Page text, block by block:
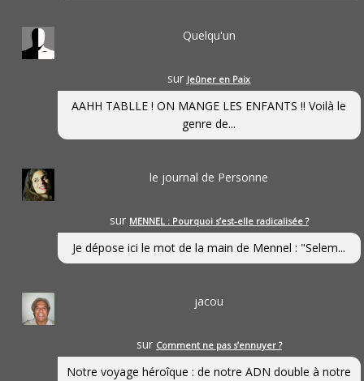
Quelqu'un
sur Jeûner en Paix
AAHH TABLLE ! ON MANGE LES ENFANTS !! Voilà le
genre de...
le journal de Personne
sur MENNEL : Pourquoi s’est-elle radicalisée ?
Je dépose ici le mot de la main de Mennel : "Selem...
jacou
sur Comment ne pas s’ennuyer ?
Notre voyage héroîque : de notre ADN double à notre